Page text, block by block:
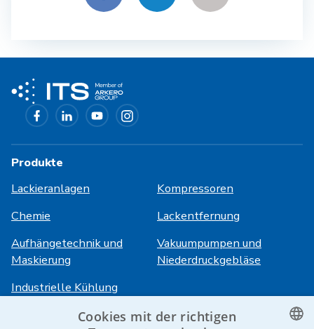
Produkte
Lackieranlagen
Kompressoren
Chemie
Lackentfernung
Aufhängetechnik und
Maskierung
Vakuumpumpen und
Niederdruckgebläse
Industrielle Kühlung
Cookies mit der richtigen